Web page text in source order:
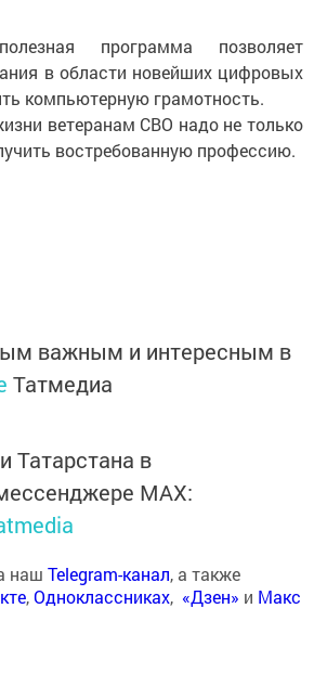
программа позволяет
в области новейших цифровых
компьютерную грамотность.
ветеранам СВО надо не только
востребованную профессию.
важным и интересным в
Татмедиа
Татарстана в
MАХ:
наш Telegram-канал, а также
,Одноклассниках, «Дзен» и Макс